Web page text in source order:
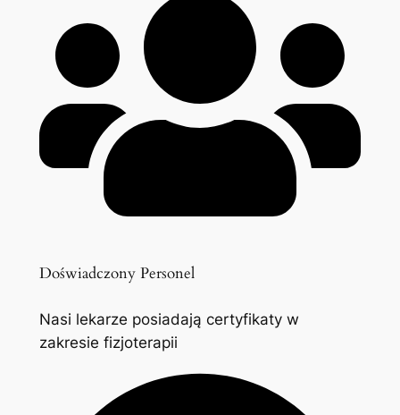
Doświadczony Personel
Nasi lekarze posiadają certyfikaty w
zakresie fizjoterapii